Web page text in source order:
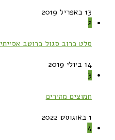
13 באפריל 2019
2
סלט כרוב סגול ברוטב אסייתי
14 ביולי 2019
3
חמוצים מהירים
1 באוגוסט 2022
4